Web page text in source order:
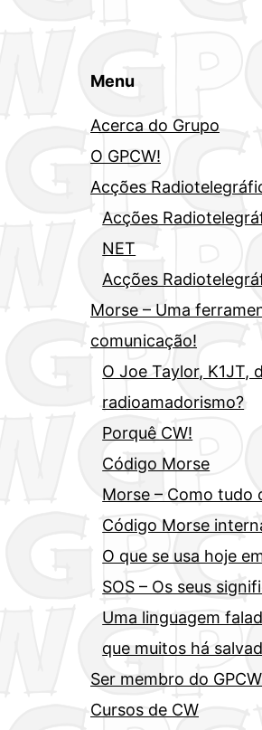
Menu
Acerca do Grupo
O GPCW!
Acções
Acções
NET
Acções
Morse – Uma
comunicação!
O Joe Taylor, K1JT,
radioamadorismo?
Porquê CW!
Código Morse
Morse – Como tudo
Código Morse
O que se usa hoje
SOS – Os seus
Uma linguagem
que muitos há
Ser membro do GPCW
Cursos de CW